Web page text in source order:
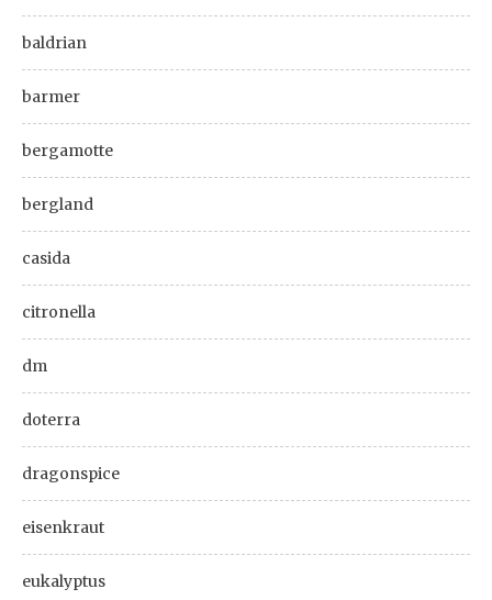
baldrian
barmer
bergamotte
bergland
casida
citronella
dm
doterra
dragonspice
eisenkraut
eukalyptus